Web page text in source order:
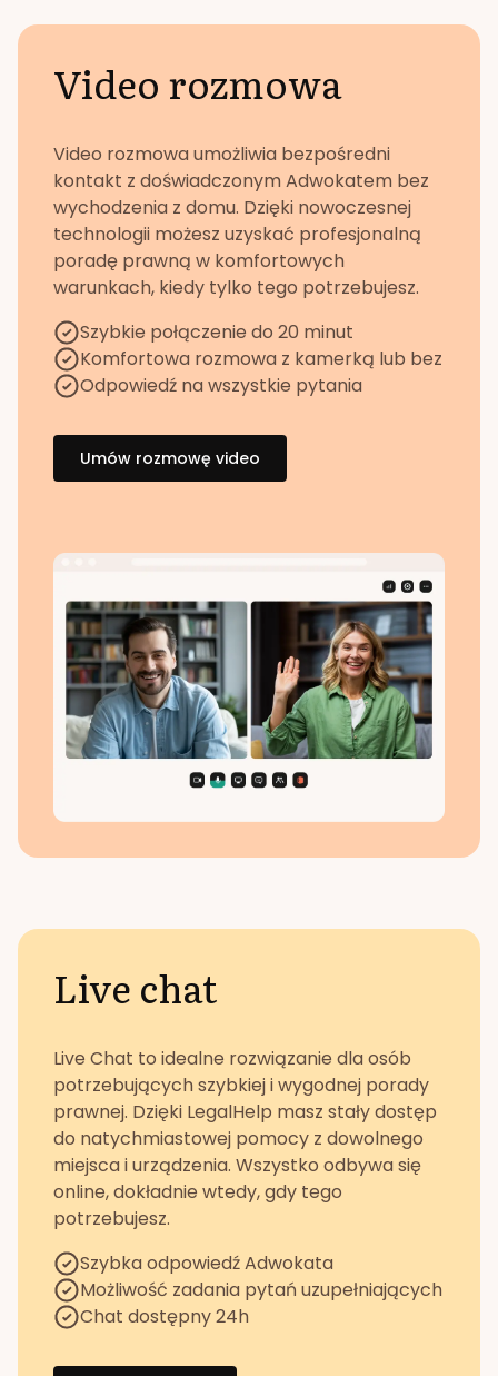
Video rozmowa
Video rozmowa umożliwia bezpośredni
kontakt z doświadczonym Adwokatem bez
wychodzenia z domu. Dzięki nowoczesnej
technologii możesz uzyskać profesjonalną
poradę prawną w komfortowych
warunkach, kiedy tylko tego potrzebujesz.
Szybkie połączenie do 20 minut
Komfortowa rozmowa z kamerką lub bez
Odpowiedź na wszystkie pytania
Umów rozmowę video
Live chat
Live Chat to idealne rozwiązanie dla osób
potrzebujących szybkiej i wygodnej porady
prawnej. Dzięki LegalHelp masz stały dostęp
do natychmiastowej pomocy z dowolnego
miejsca i urządzenia. Wszystko odbywa się
online, dokładnie wtedy, gdy tego
potrzebujesz.
Szybka odpowiedź Adwokata
Możliwość zadania pytań uzupełniających
Chat dostępny 24h